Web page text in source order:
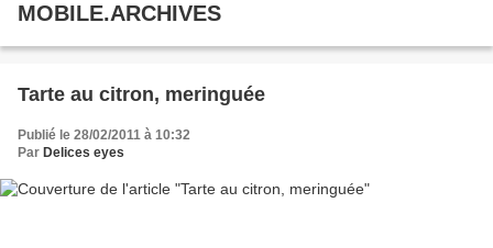
MOBILE.ARCHIVES
Tarte au citron, meringuée
Publié le 28/02/2011 à 10:32
Par Delices eyes